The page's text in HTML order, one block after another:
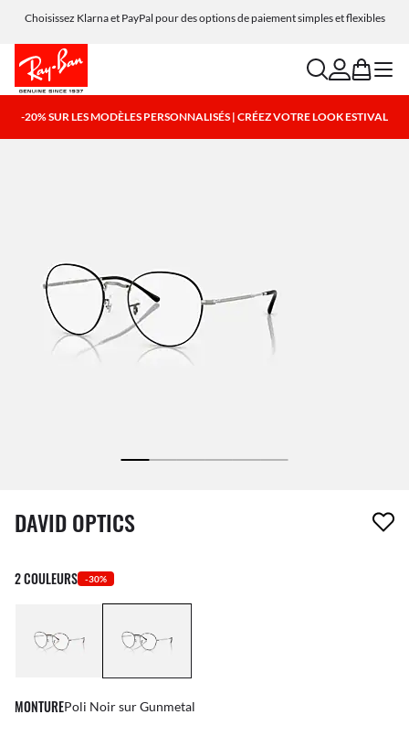
Choisissez Klarna et PayPal pour des options de paiement simples et flexibles
searchaccount
bag menu
-20% SUR LES MODÈLES PERSONNALISÉS | CRÉEZ VOTRE LOOK ESTIVAL
1 article a été retiré de votre liste de souhaits
DAVID OPTICS
2 COULEURS -30%
MONTUREPoli Noir sur Gunmetal